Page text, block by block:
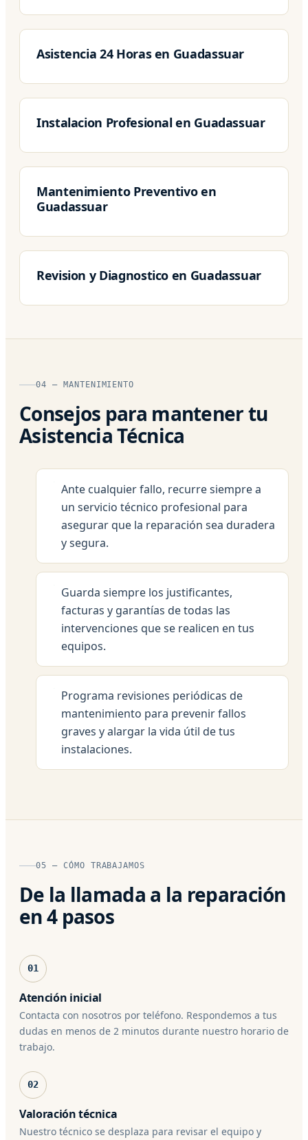
Asistencia 24 Horas en Guadassuar
Instalacion Profesional en Guadassuar
Mantenimiento Preventivo en
Guadassuar
Revision y Diagnostico en Guadassuar
04 — MANTENIMIENTO
Consejos para mantener tu
Asistencia Técnica
Ante cualquier fallo, recurre siempre a
un servicio técnico profesional para
asegurar que la reparación sea duradera
y segura.
Guarda siempre los justificantes,
facturas y garantías de todas las
intervenciones que se realicen en tus
equipos.
Programa revisiones periódicas de
mantenimiento para prevenir fallos
graves y alargar la vida útil de tus
instalaciones.
05 — CÓMO TRABAJAMOS
De la llamada a la reparación
en 4 pasos
01
Atención inicial
Contacta con nosotros por teléfono. Respondemos a tus
dudas en menos de 2 minutos durante nuestro horario de
trabajo.
02
Valoración técnica
Nuestro técnico se desplaza para revisar el equipo y